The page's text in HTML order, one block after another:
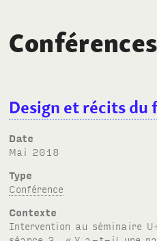
Conférences
Design et récits du
Date
mai 2018
Type
Conférence
Contexte
Intervention au séminaire